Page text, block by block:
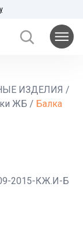
ИЗДЕЛИЯ /
ЖБ / Балка
2015-КЖ.И-Б